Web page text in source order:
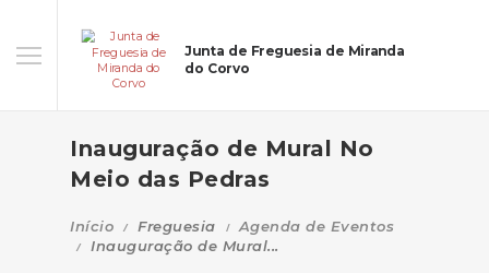
Junta de Freguesia de Miranda
do Corvo
Inauguração de Mural No
Meio das Pedras
Início Freguesia
Agenda de Eventos
Inauguração de Mural...